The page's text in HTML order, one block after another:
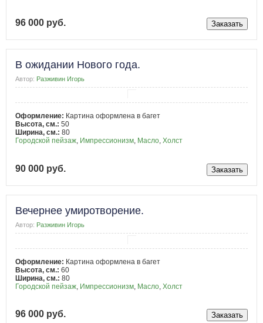
96 000 руб.
В ожидании Нового года.
Автор: Разживин Игорь
Оформление: Картина оформлена в багет
Высота, см.: 50
Ширина, см.: 80
Городской пейзаж, Импрессионизм, Масло, Холст
90 000 руб.
Вечернее умиротворение.
Автор: Разживин Игорь
Оформление: Картина оформлена в багет
Высота, см.: 60
Ширина, см.: 80
Городской пейзаж, Импрессионизм, Масло, Холст
96 000 руб.